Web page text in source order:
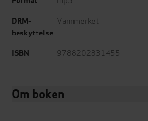
DRM-
beskyttelse
Vannmerket
ISBN 9788202831455
Om boken